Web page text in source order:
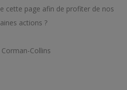
cette page afin de profiter de nos
actions ?
Corman-Collins